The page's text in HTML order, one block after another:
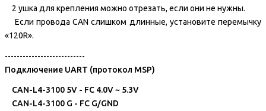
2 ушка для крепления можно отрезать, если они не нужны.
Если провода CAN слишком длинные, установите перемычку
«120R».
---------------------------
Подключение UART (протокол MSP)
CAN-L4-3100 5V - FC 4.0V ~ 5.3V
CAN-L4-3100 G - FC G/GND